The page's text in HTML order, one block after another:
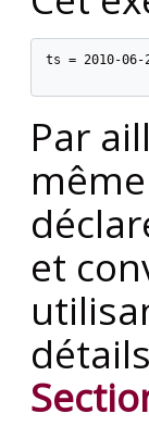
ts = 2010-06-
Par
et